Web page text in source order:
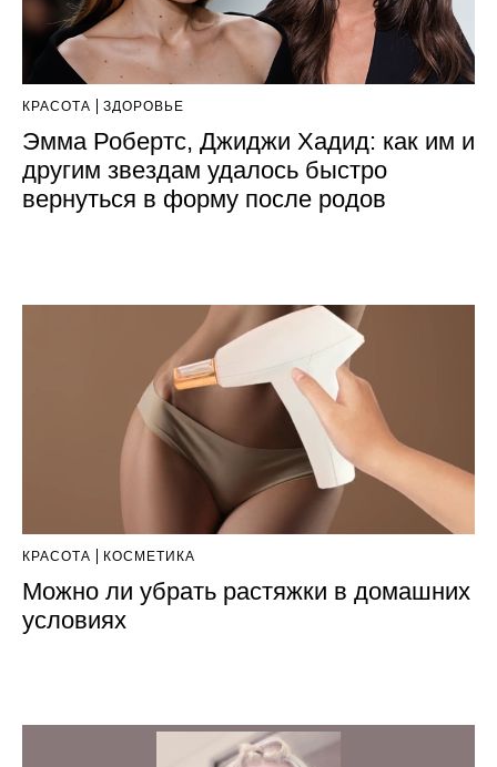
КРАСОТА ЗДОРОВЬЕ
Эмма Робертс, Джиджи Хадид: как им и
другим звездам удалось быстро
вернуться в форму после родов
КРАСОТА КОСМЕТИКА
Можно ли убрать растяжки в домашних
условиях